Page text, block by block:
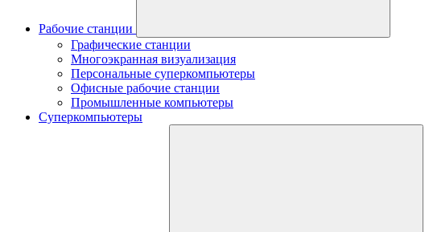
Рабочие станции
Графические станции
Многоэкранная визуализация
Персональные суперкомпьютеры
Офисные рабочие станции
Промышленные компьютеры
Суперкомпьютеры